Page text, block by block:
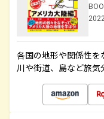
各国の地形や関係性を
川や街道、島など旅気